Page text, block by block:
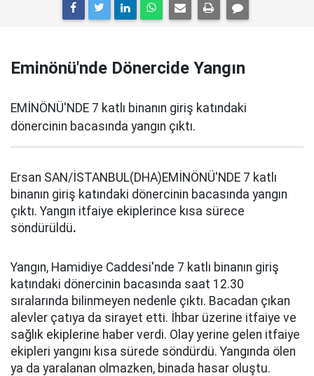
Eminönü'nde Dönercide Yangın
EMİNÖNÜ'NDE 7 katlı binanın giriş katındaki
dönercinin bacasında yangın çıktı.
Ersan SAN/İSTANBUL(DHA)EMİNÖNÜ'NDE 7 katlı
binanın giriş katındaki dönercinin bacasında yangın
çıktı. Yangın itfaiye ekiplerince kısa sürece
söndürüldü.
Yangın, Hamidiye Caddesi'nde 7 katlı binanın giriş
katındaki dönercinin bacasında saat 12.30
sıralarında bilinmeyen nedenle çıktı. Bacadan çıkan
alevler çatıya da sirayet etti. İhbar üzerine itfaiye ve
sağlık ekiplerine haber verdi. Olay yerine gelen itfaiye
ekipleri yangını kısa sürede söndürdü. Yangında ölen
ya da yaralanan olmazken, binada hasar oluştu.